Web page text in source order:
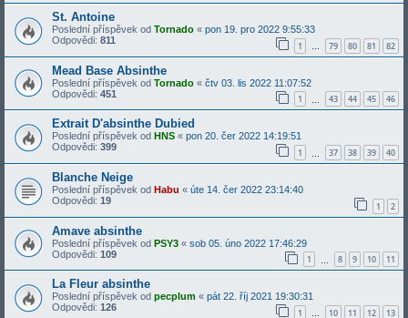
St. Antoine
Poslední příspěvek od Tornado « pon 19. pro 2022 9:55:33
Odpovědi: 811 1 … 79 80 81 82
Mead Base Absinthe
Poslední příspěvek od Tornado « čtv 03. lis 2022 11:07:52
Odpovědi: 451 1 43 44 45 46
Extrait D'absinthe Dubied
Poslední příspěvek od HNS « pon 20. čer 2022 14:19:51
Odpovědi: 399 1 37 38 39 40
Blanche Neige
Poslední příspěvek od Habu « úte 14. čer 2022 23:14:40
Odpovědi: 19 1 2
Amave absinthe
Poslední příspěvek od PSY3 « sob 05. úno 2022 17:46:29
Odpovědi: 109 1 8 9 10 11
La Fleur absinthe
Poslední příspěvek od pecplum « pát 22. říj 2021 19:30:31
Odpovědi: 126 1 … 10 11 12 13